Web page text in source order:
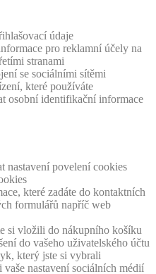
údaje
pro reklamní účely na
stranami
se sociálními sítěmi
které používáte
osobní identifikační informace
nastavení povelení cookies
které zadáte do kontaktních
formulářů napříč web
si vložili do nákupního košíku
do vašeho uživatelského účtu
který jste si vybrali
nastavení sociálních médií